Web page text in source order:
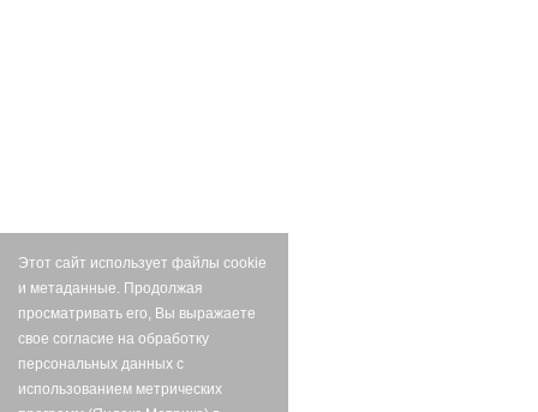
Этот сайт использует файлы cookie
и метаданные. Продолжая
просматривать его, Вы выражаете
свое согласие на обработку
персональных данных с
использованием метрических